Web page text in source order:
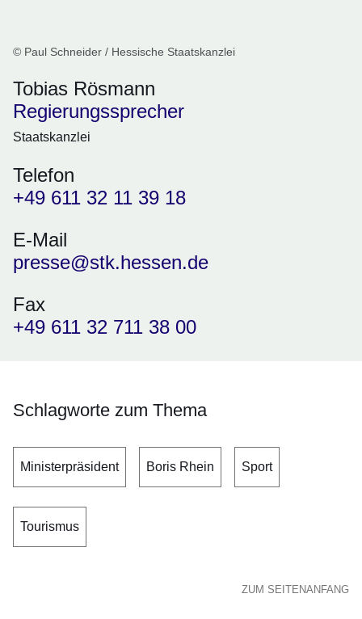
© Paul Schneider / Hessische Staatskanzlei
Tobias Rösmann
Regierungssprecher
Staatskanzlei
Telefon
+49 611 32 11 39 18
E-Mail
presse@stk.hessen.de
Fax
+49 611 32 711 38 00
Schlagworte zum Thema
Ministerpräsident Boris Rhein Sport
Tourismus
ZUM SEITENANFANG